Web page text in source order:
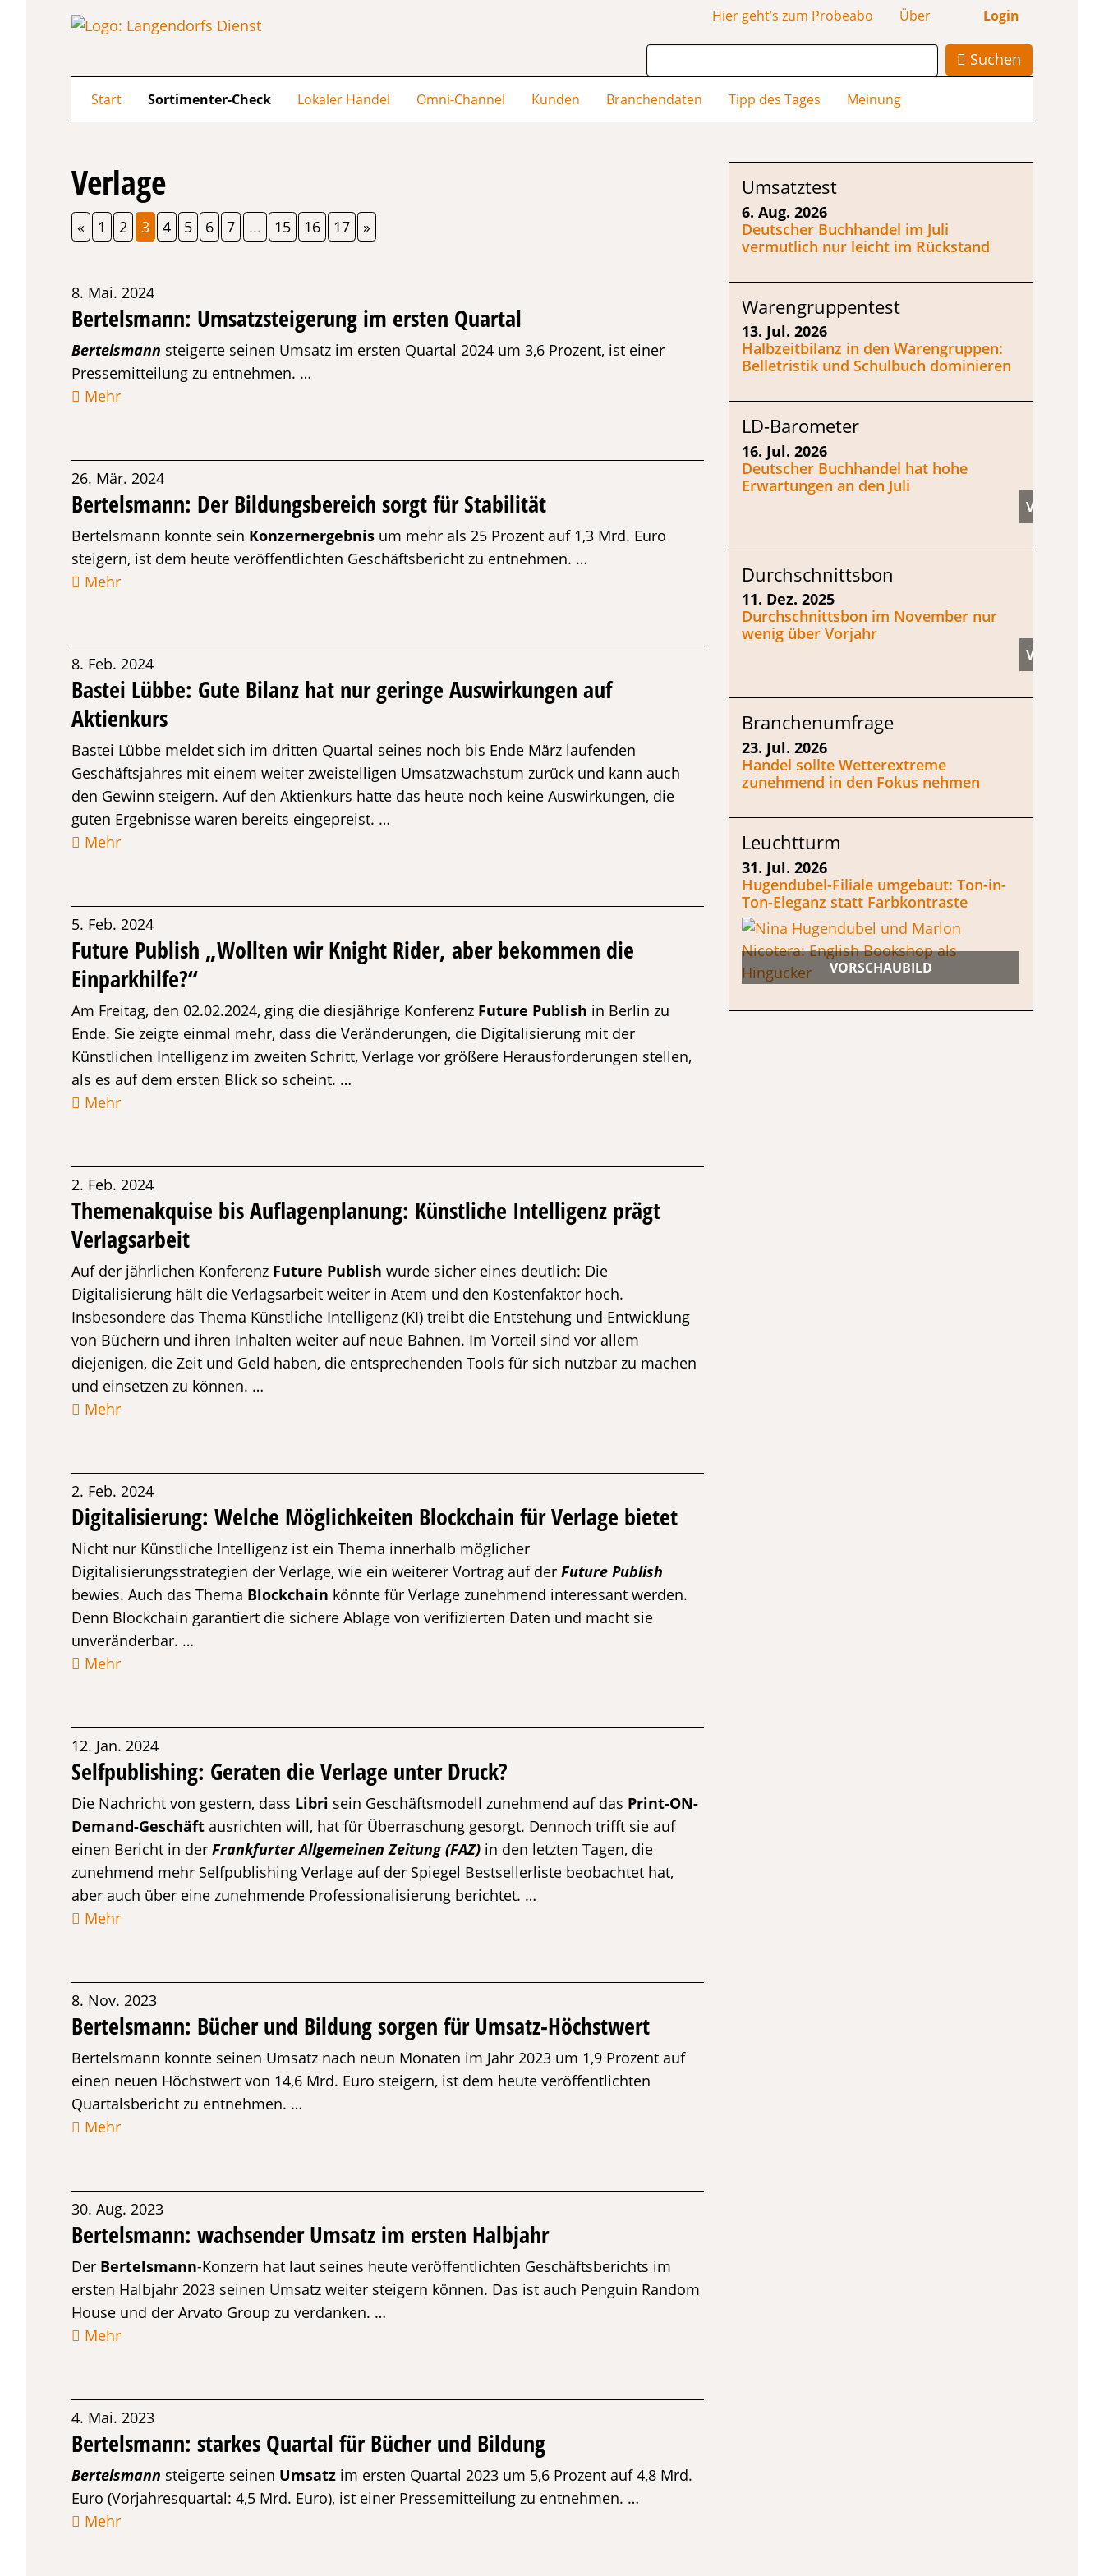
Hier geht’s zum Probeabo Über Login
Suchen
Start Sortimenter-Check Lokaler Handel Omni-Channel Kunden Branchendaten Tipp des Tages Meinung
Verlage
« 1 2 3 4 5 6 7 ... 15 16 17 »
8. Mai. 2024
Bertelsmann: Umsatzsteigerung im ersten Quartal
Bertelsmann steigerte seinen Umsatz im ersten Quartal 2024 um 3,6 Prozent, ist einer
Pressemitteilung zu entnehmen. …
Mehr
26. Mär. 2024
Bertelsmann: Der Bildungsbereich sorgt für Stabilität
Bertelsmann konnte sein Konzernergebnis um mehr als 25 Prozent auf 1,3 Mrd. Euro
steigern, ist dem heute veröffentlichten Geschäftsbericht zu entnehmen. …
Mehr
8. Feb. 2024
Bastei Lübbe: Gute Bilanz hat nur geringe Auswirkungen auf
Aktienkurs
Bastei Lübbe meldet sich im dritten Quartal seines noch bis Ende März laufenden
Geschäftsjahres mit einem weiter zweistelligen Umsatzwachstum zurück und kann auch
den Gewinn steigern. Auf den Aktienkurs hatte das heute noch keine Auswirkungen, die
guten Ergebnisse waren bereits eingepreist. …
Mehr
5. Feb. 2024
Future Publish „Wollten wir Knight Rider, aber bekommen die
Einparkhilfe?“
Am Freitag, den 02.02.2024, ging die diesjährige Konferenz Future Publish in Berlin zu
Ende. Sie zeigte einmal mehr, dass die Veränderungen, die Digitalisierung mit der
Künstlichen Intelligenz im zweiten Schritt, Verlage vor größere Herausforderungen stellen,
als es auf dem ersten Blick so scheint. …
Mehr
2. Feb. 2024
Themenakquise bis Auflagenplanung: Künstliche Intelligenz prägt
Verlagsarbeit
Auf der jährlichen Konferenz Future Publish wurde sicher eines deutlich: Die
Digitalisierung hält die Verlagsarbeit weiter in Atem und den Kostenfaktor hoch.
Insbesondere das Thema Künstliche Intelligenz (KI) treibt die Entstehung und Entwicklung
von Büchern und ihren Inhalten weiter auf neue Bahnen. Im Vorteil sind vor allem
diejenigen, die Zeit und Geld haben, die entsprechenden Tools für sich nutzbar zu machen
und einsetzen zu können. …
Mehr
2. Feb. 2024
Digitalisierung: Welche Möglichkeiten Blockchain für Verlage bietet
Nicht nur Künstliche Intelligenz ist ein Thema innerhalb möglicher
Digitalisierungsstrategien der Verlage, wie ein weiterer Vortrag auf der Future Publish
bewies. Auch das Thema Blockchain könnte für Verlage zunehmend interessant werden.
Denn Blockchain garantiert die sichere Ablage von verifizierten Daten und macht sie
unveränderbar. …
Mehr
12. Jan. 2024
Selfpublishing: Geraten die Verlage unter Druck?
Die Nachricht von gestern, dass Libri sein Geschäftsmodell zunehmend auf das Print-ON-
Demand-Geschäft ausrichten will, hat für Überraschung gesorgt. Dennoch trifft sie auf
einen Bericht in der Frankfurter Allgemeinen Zeitung (FAZ) in den letzten Tagen, die
zunehmend mehr Selfpublishing Verlage auf der Spiegel Bestsellerliste beobachtet hat,
aber auch über eine zunehmende Professionalisierung berichtet. …
Mehr
8. Nov. 2023
Bertelsmann: Bücher und Bildung sorgen für Umsatz-Höchstwert
Bertelsmann konnte seinen Umsatz nach neun Monaten im Jahr 2023 um 1,9 Prozent auf
einen neuen Höchstwert von 14,6 Mrd. Euro steigern, ist dem heute veröffentlichten
Quartalsbericht zu entnehmen. …
Mehr
30. Aug. 2023
Bertelsmann: wachsender Umsatz im ersten Halbjahr
Der Bertelsmann-Konzern hat laut seines heute veröffentlichten Geschäftsberichts im
ersten Halbjahr 2023 seinen Umsatz weiter steigern können. Das ist auch Penguin Random
House und der Arvato Group zu verdanken. …
Mehr
4. Mai. 2023
Bertelsmann: starkes Quartal für Bücher und Bildung
Bertelsmann steigerte seinen Umsatz im ersten Quartal 2023 um 5,6 Prozent auf 4,8 Mrd.
Euro (Vorjahresquartal: 4,5 Mrd. Euro), ist einer Pressemitteilung zu entnehmen. …
Mehr
Umsatztest
6. Aug. 2026
Deutscher Buchhandel im Juli
vermutlich nur leicht im Rückstand
Warengruppentest
13. Jul. 2026
Halbzeitbilanz in den Warengruppen:
Belletristik und Schulbuch dominieren
LD-Barometer
16. Jul. 2026
Deutscher Buchhandel hat hohe
Erwartungen an den Juli
Durchschnittsbon
11. Dez. 2025
Durchschnittsbon im November nur
wenig über Vorjahr
Branchenumfrage
23. Jul. 2026
Handel sollte Wetterextreme
zunehmend in den Fokus nehmen
Leuchtturm
31. Jul. 2026
Hugendubel-Filiale umgebaut: Ton-in-
Ton-Eleganz statt Farbkontraste